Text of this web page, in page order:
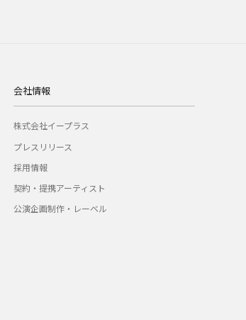
会社情報
株式会社イープラス
プレスリリース
採用情報
契約・提携アーティスト
公演企画制作・レーベル